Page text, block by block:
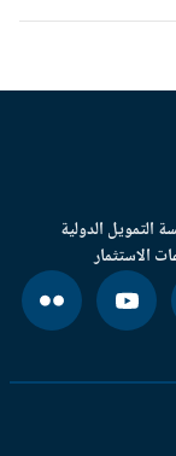
الدولية